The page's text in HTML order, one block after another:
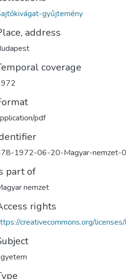
gyűjtemény
address
coverage
pdf
1972-06-20-Magyar-nemzet-
part of
nemzet
rights
creativecommons.org/